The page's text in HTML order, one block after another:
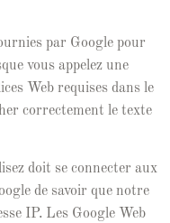
par Google pour
vous appelez une
Web req­ui­s­es dans le
cor­recte­ment le texte
doit se con­necter aux
de savoir que notre
IP. Les Google Web